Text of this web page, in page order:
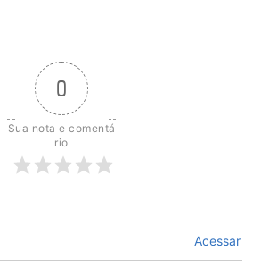
0
Sua nota e comentá
rio
Acessar